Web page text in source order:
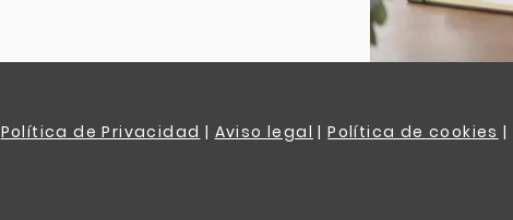
Política de Privacidad | Aviso legal |Política de cookies |